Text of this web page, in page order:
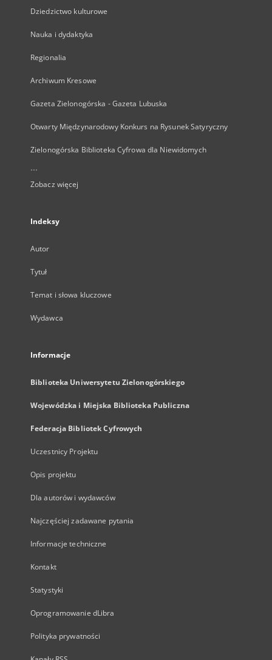
Dziedzictwo kulturowe
Nauka i dydaktyka
Regionalia
Archiwum Kresowe
Gazeta Zielonogórska - Gazeta Lubuska
Otwarty Międzynarodowy Konkurs na Rysunek Satyryczny
Zielonogórska Biblioteka Cyfrowa dla Niewidomych
...
Zobacz więcej
Indeksy
Autor
Tytuł
Temat i słowa kluczowe
Wydawca
Informacje
Biblioteka Uniwersytetu Zielonogórskiego
Wojewódzka i Miejska Biblioteka Publiczna
Federacja Bibliotek Cyfrowych
Uczestnicy Projektu
Opis projektu
Dla autorów i wydawców
Najczęściej zadawane pytania
Informacje techniczne
Kontakt
Statystyki
Oprogramowanie dLibra
Polityka prywatności